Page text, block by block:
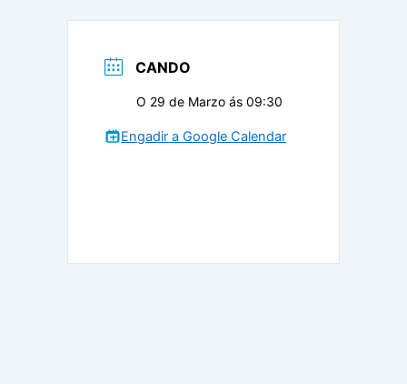
CANDO
O 29 de Marzo ás 09:30
Engadir a Google Calendar